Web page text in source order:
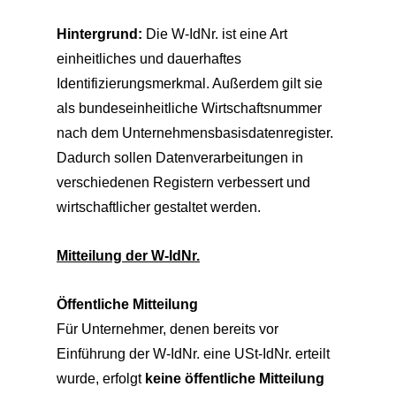
Hintergrund: Die W-IdNr. ist eine Art
einheitliches und dauerhaftes
Identifizierungsmerkmal. Außerdem gilt sie
als bundeseinheitliche Wirtschaftsnummer
nach dem Unternehmensbasisdatenregister.
Dadurch sollen Datenverarbeitungen in
verschiedenen Registern verbessert und
wirtschaftlicher gestaltet werden.
Mitteilung der W-IdNr.
Öffentliche Mitteilung
Für Unternehmer, denen bereits vor
Einführung der W-IdNr. eine USt-IdNr. erteilt
wurde, erfolgt keine öffentliche Mitteilung